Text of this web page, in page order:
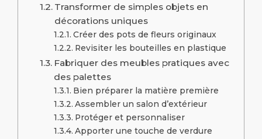
Transformer de simples objets en
décorations uniques
Créer des pots de fleurs originaux
Revisiter les bouteilles en plastique
Fabriquer des meubles pratiques avec
des palettes
Bien préparer la matière première
Assembler un salon d’extérieur
Protéger et personnaliser
Apporter une touche de verdure